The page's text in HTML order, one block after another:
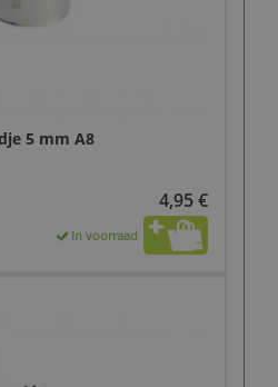
5 mm A8
4,95 €
In voorraad